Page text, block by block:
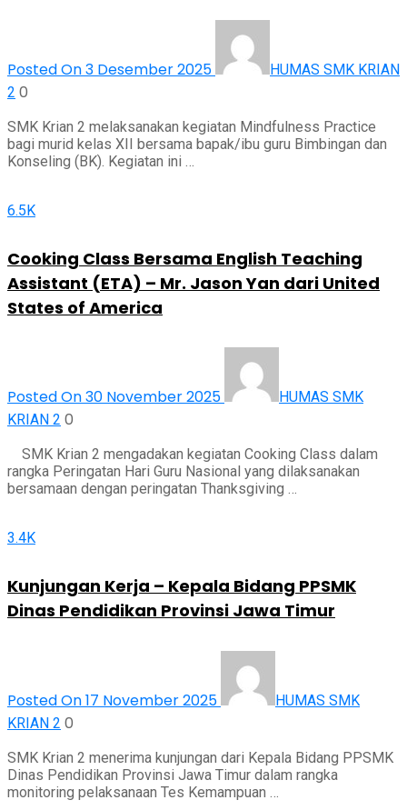
Posted On 3 Desember 2025
HUMAS SMK KRIAN
2 0
SMK Krian 2 melaksanakan kegiatan Mindfulness Practice
bagi murid kelas XII bersama bapak/ibu guru Bimbingan dan
Konseling (BK). Kegiatan ini …
6.5K
Cooking Class Bersama English Teaching
Assistant (ETA) – Mr. Jason Yan dari United
States of America
Posted On 30 November 2025
HUMAS SMK
KRIAN 2 0
SMK Krian 2 mengadakan kegiatan Cooking Class dalam
rangka Peringatan Hari Guru Nasional yang dilaksanakan
bersamaan dengan peringatan Thanksgiving …
3.4K
Kunjungan Kerja – Kepala Bidang PPSMK
Dinas Pendidikan Provinsi Jawa Timur
Posted On 17 November 2025
HUMAS SMK
KRIAN 2 0
SMK Krian 2 menerima kunjungan dari Kepala Bidang PPSMK
Dinas Pendidikan Provinsi Jawa Timur dalam rangka
monitoring pelaksanaan Tes Kemampuan …